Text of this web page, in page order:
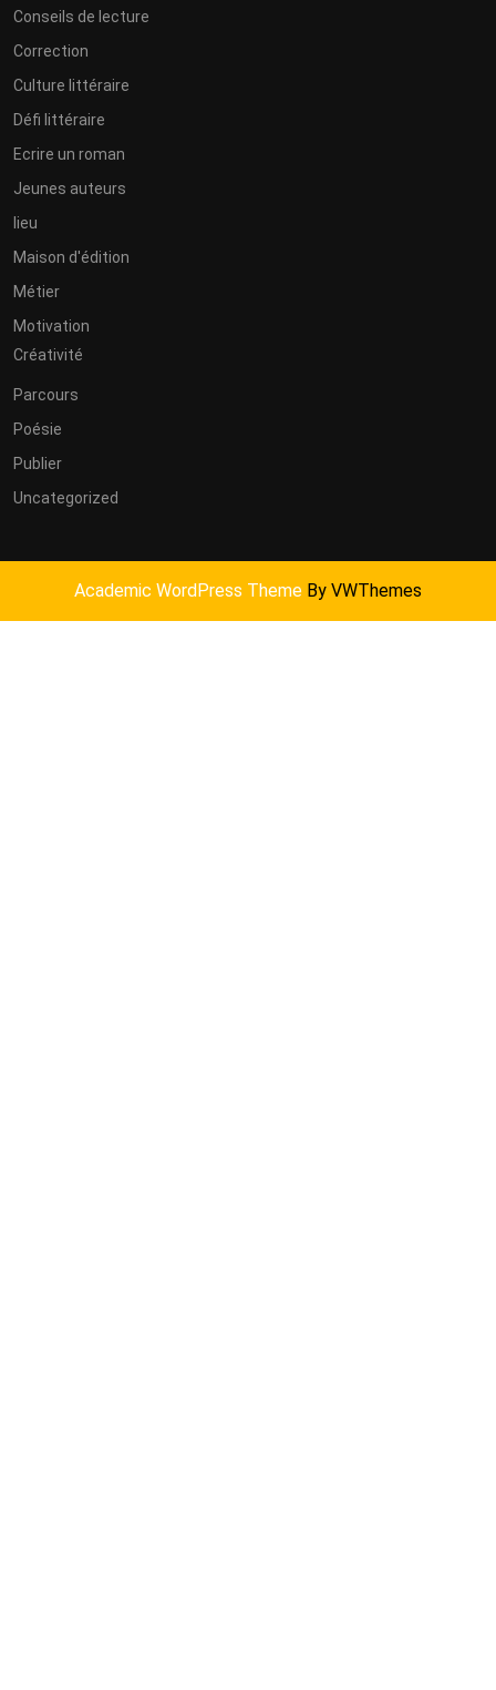
Conseils de lecture
Correction
Culture littéraire
Défi littéraire
Ecrire un roman
Jeunes auteurs
lieu
Maison d'édition
Métier
Motivation
Créativité
Parcours
Poésie
Publier
Uncategorized
Academic WordPress Theme By VWThemes